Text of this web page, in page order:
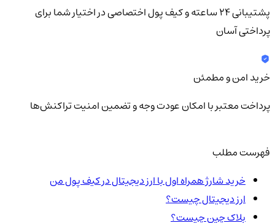
پشتیبانی ۲۴ ساعته و کیف پول اختصاصی در اختیار شما برای
پرداختی آسان
خرید امن و مطمئن
پرداخت معتبر با امکان عودت وجه و تضمین امنیت تراکنش‌ها
فهرست مطلب
خرید شارژ همراه اول با ارز دیجیتال در کیف پول من
ارز دیجیتال چیست؟
بلاک چین چیست؟